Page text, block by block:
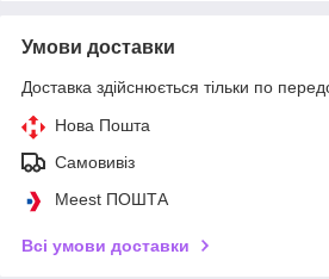
Умови доставки
Доставка здійснюється тільки по
Нова Пошта
Самовивіз
Meest ПОШТА
Всі умови доставки